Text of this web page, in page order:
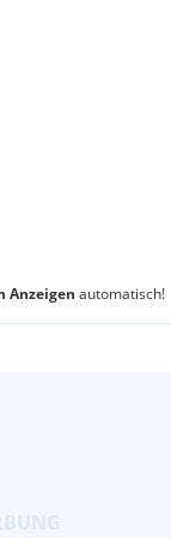
Anzeigen automatisch!